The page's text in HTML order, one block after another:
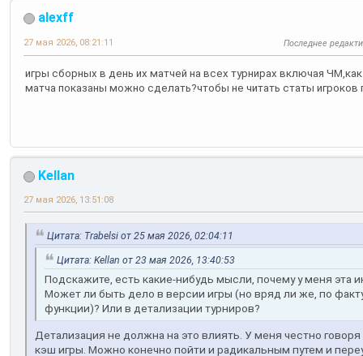
alexff
27 мая 2026, 08:21:11 Последнее
игры сборных в день их матчей на всех турнирах включая
матча показаны можно сделать?чтобы не читать статы
Kellan
27 мая 2026, 13:51:08
Цитата: Trabelsi от 25 мая 2026, 02:04:11
Цитата: Kellan от 23 мая 2026, 13:40:53
Подскажите, есть какие-нибудь мысли, почему у меня эта
Может ли быть дело в версии игры (но вряд ли же, по
функции)? Или в детализации турниров?
Детализация не должна на это влиять. У меня честно
кэш игры. Можно конечно пойти и радикальным путем и